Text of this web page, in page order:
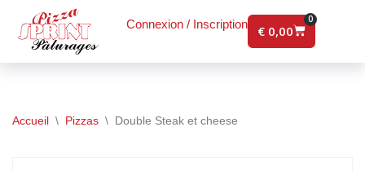
Aller
au
Connexion / Inscription € 0,00
0
Accueil \ Pizzas \ Double Steak et cheese